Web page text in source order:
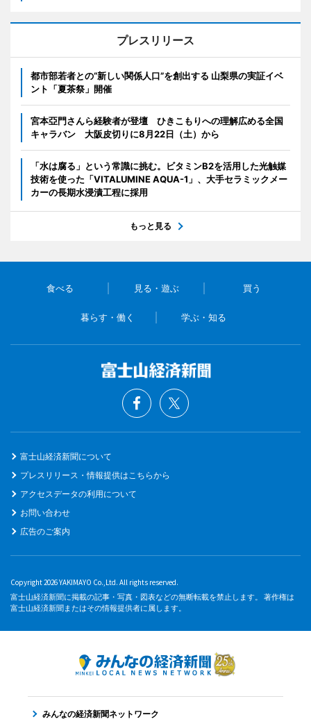
プレスリリース
都市部若者との“新しい関係人口”を創出する 山梨県の実証イベ
ント「夏茶祭」開催
宮本亞門さんら経験者が登壇 ひきこもりへの理解広める全国
キャラバン 大阪皮切りに8月22日（土）から
「水は腐る」という常識に挑む。ビタミンB2を活用した光触媒
技術を使った「VITALUMINE AQUA-1」、大手セラミックメー
カーの長期水浸漬工程に採用
もっと見る
食べる 見る・遊ぶ 買う
暮らす・働く 学ぶ・知る
富士山経済新聞について
プレスリリース・情報提供はこちらから
アクセスデータの利用について
お問い合わせ
広告のご案内
Copyright 2026 YAKIMAYO Co.,Ltd. All rights reserved.
富士山経済新聞に掲載の記事・写真・図表などの無断転載を禁止します。 著作権は
富士山経済新聞またはその情報提供者に属します。
みんなの経済新聞ネットワーク